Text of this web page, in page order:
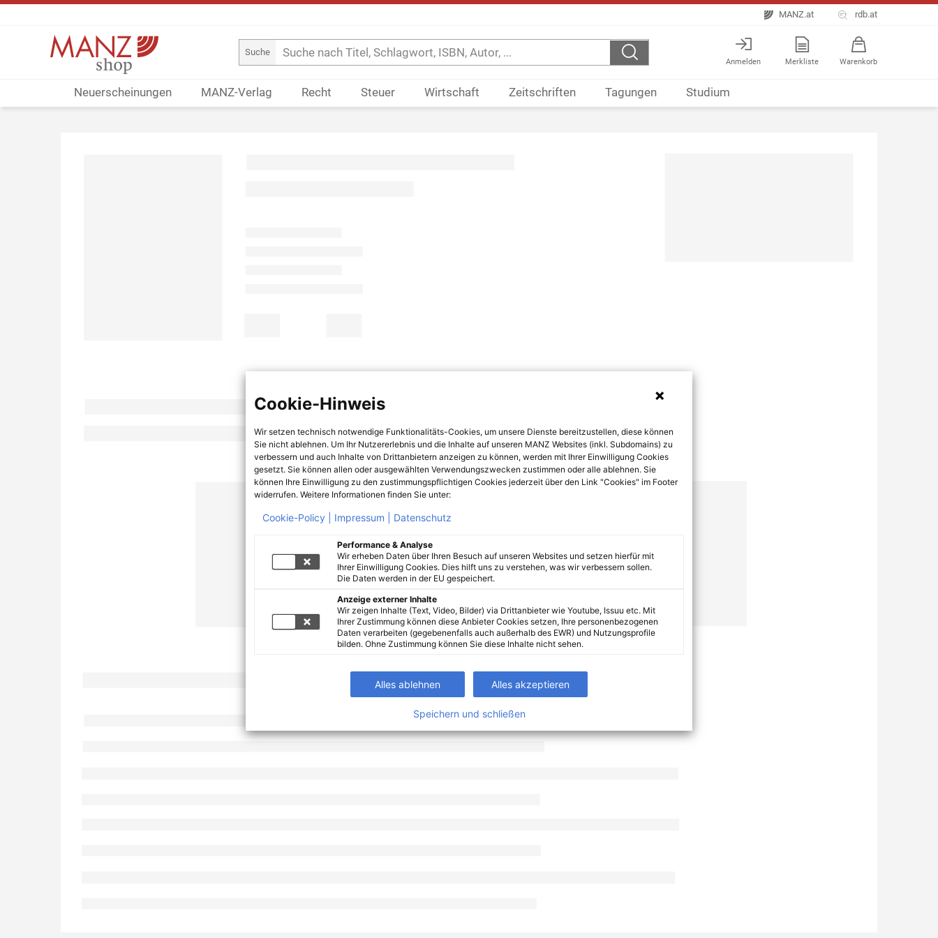
MANZ.at rdb.at
Suche
Anmelden Merkliste Warenkorb
Neuerscheinungen MANZ-Verlag Recht Steuer Wirtschaft Zeitschriften Tagungen Studium
Cookie-Hinweis
Wir setzen technisch notwendige Funktionalitäts-Cookies, um unsere Dienste bereitzustellen, diese können
Sie nicht ablehnen. Um Ihr Nutzererlebnis und die Inhalte auf unseren MANZ Websites (inkl. Subdomains) zu
verbessern und auch Inhalte von Drittanbietern anzeigen zu können, werden mit Ihrer Einwilligung Cookies
gesetzt. Sie können allen oder ausgewählten Verwendungszwecken zustimmen oder alle ablehnen. Sie
können Ihre Einwilligung zu den zustimmungspflichtigen Cookies jederzeit über den Link "Cookies" im Footer
widerrufen. Weitere Informationen finden Sie unter:
Cookie-Policy | Impressum | Datenschutz
Performance & Analyse
Wir erheben Daten über Ihren Besuch auf unseren Websites und setzen hierfür mit
Ihrer Einwilligung Cookies. Dies hilft uns zu verstehen, was wir verbessern sollen.
Die Daten werden in der EU gespeichert.
Anzeige externer Inhalte
Wir zeigen Inhalte (Text, Video, Bilder) via Drittanbieter wie Youtube, Issuu etc. Mit
Ihrer Zustimmung können diese Anbieter Cookies setzen, Ihre personenbezogenen
Daten verarbeiten (gegebenenfalls auch außerhalb des EWR) und Nutzungsprofile
bilden. Ohne Zustimmung können Sie diese Inhalte nicht sehen.
Alles ablehnen Alles akzeptieren
Speichern und schließen